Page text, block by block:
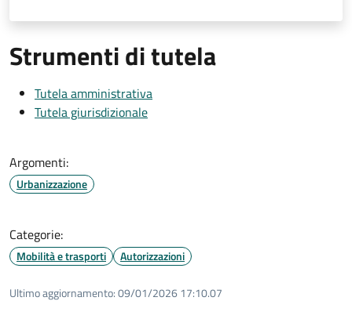
Strumenti di tutela
Tutela amministrativa
Tutela giurisdizionale
Argomenti:
Urbanizzazione
Categorie:
Mobilità e trasporti Autorizzazioni
Ultimo aggiornamento:09/01/2026 17:10.07